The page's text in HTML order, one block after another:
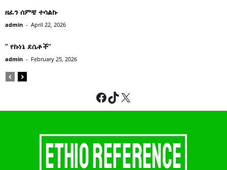
ዘፈን ሰምቼ ተሳልኩ
admin - April 22, 2026
” የኩነኔ ደሴቶች’’
admin - February 25, 2026
Facebook
TikTok
X